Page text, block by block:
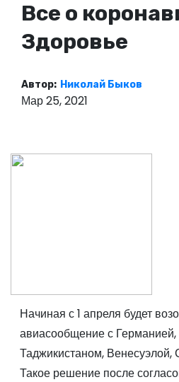
Все о
Здоровье
Автор: Николай Быков
Мар 25, 2021
Начиная с 1 апреля будет
авиасообщение с Германией,
Таджикистаном,
Такое решение после